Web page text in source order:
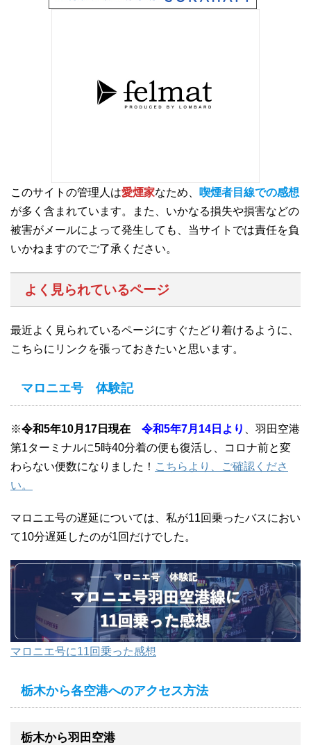
このサイトの管理人は愛煙家なため、
喫煙者目線での感想
が多く含まれています。また、いかなる損失や損害などの
被害がメールによって発生しても、当サイトでは責任を負
いかねますのでご了承ください。
よく見られているページ
最近よく見られているページにすぐたどり着けるように、
こちらにリンクを張っておきたいと思います。
マロニエ号 体験記
※令和5年10月17日現在 令和5年7月14日より
、羽田空港
第1ターミナルに5時40分着の便も復活し、コロナ前と変
わらない便数になりました！ こちらより、ご確認くださ
い。
マロニエ号の遅延については、私が11回乗ったバスにおい
て10分遅延したのが1回だけでした。
マロニエ号に11回乗った感想
栃木から各空港へのアクセス方法
栃木から羽田空港